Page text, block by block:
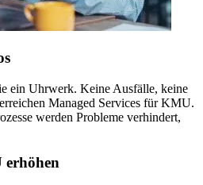
ein Uhrwerk. Keine Ausfälle, keine
Managed Services für KMU.
werden Probleme verhindert,